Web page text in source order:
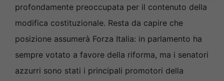
profondamente preoccupata per il contenuto della
modifica costituzionale. Resta da capire che
posizione assumerà Forza Italia: in parlamento ha
sempre votato a favore della riforma, ma i senatori
azzurri sono stati i principali promotori della